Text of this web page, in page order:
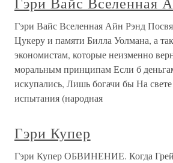
Гэри Вайс Вселенная Айн Рэнд
Цукеру и памяти Билла Уолмана, а
экономистам, которые неизменно
моральным принципам Если б
искупались, Лишь богачи бы На
испытания (народная
Гэри Купер
Гэри Купер ОБВИНЕНИЕ. Когда